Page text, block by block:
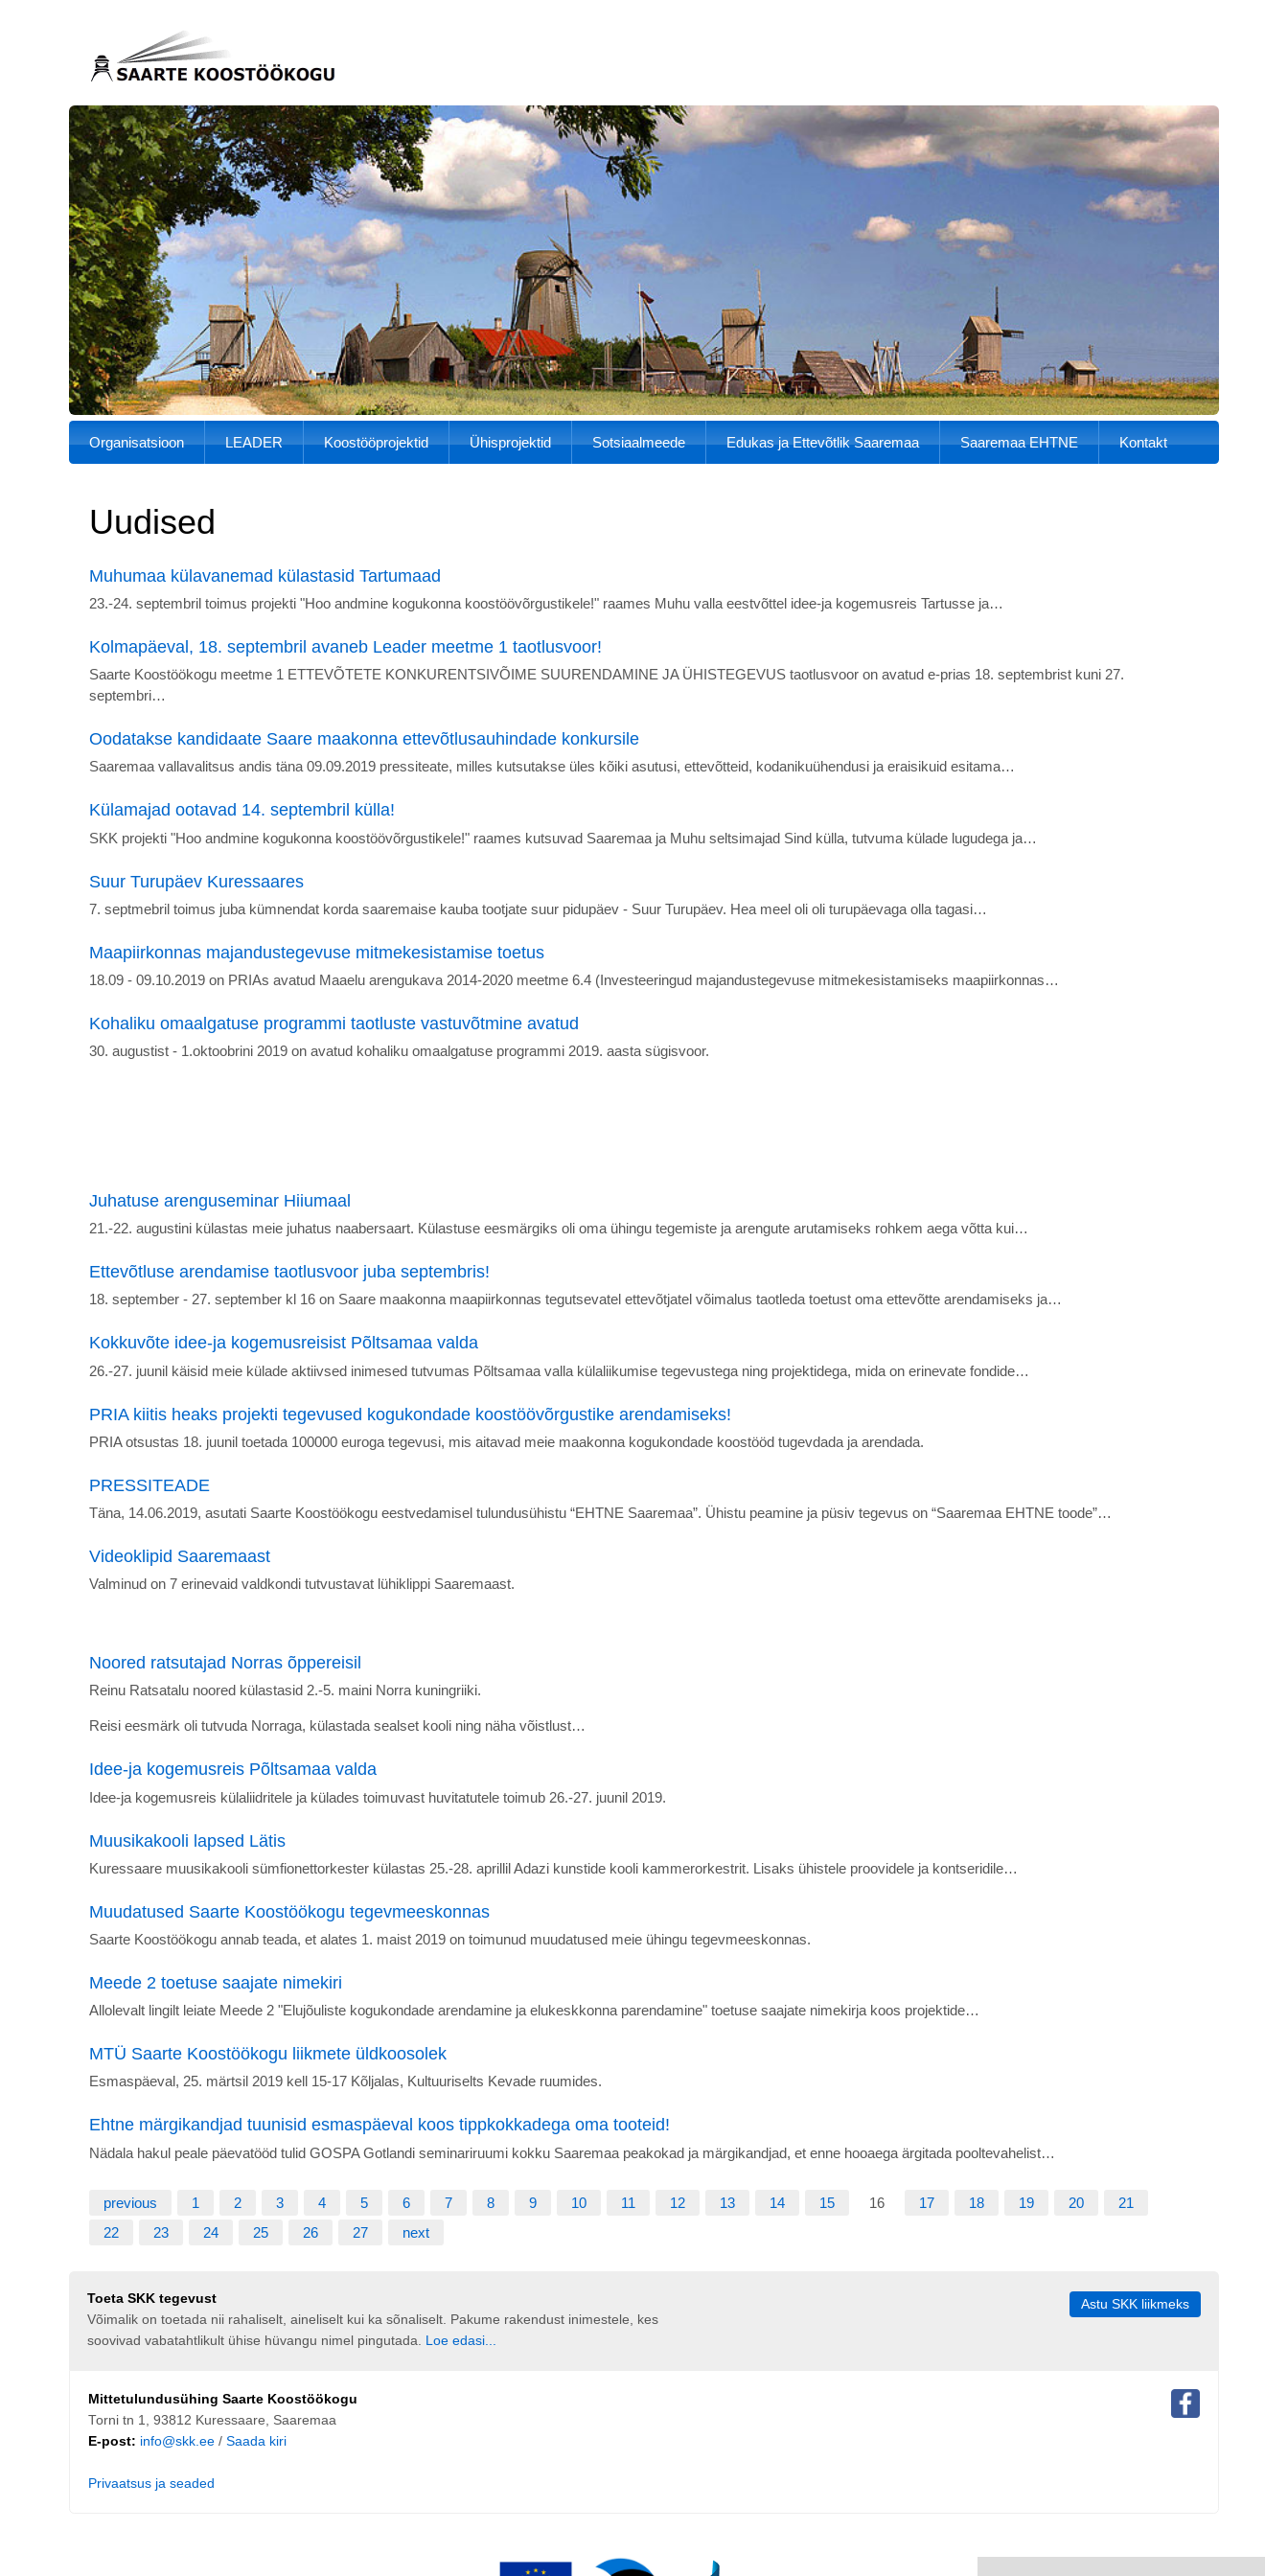
Organisatsioon LEADER Koostööprojektid Ühisprojektid Sotsiaalmeede Edukas ja Ettevõtlik Saaremaa Saaremaa EHTNE Kontakt
Uudised
Muhumaa külavanemad külastasid Tartumaad
23.-24. septembril toimus projekti "Hoo andmine kogukonna koostöövõrgustikele!" raames Muhu valla eestvõttel idee-ja kogemusreis Tartusse ja…
Kolmapäeval, 18. septembril avaneb Leader meetme 1 taotlusvoor!
Saarte Koostöökogu meetme 1 ETTEVÕTETE KONKURENTSIVÕIME SUURENDAMINE JA ÜHISTEGEVUS taotlusvoor on avatud e-prias 18. septembrist kuni 27.
septembri…
Oodatakse kandidaate Saare maakonna ettevõtlusauhindade konkursile
Saaremaa vallavalitsus andis täna 09.09.2019 pressiteate, milles kutsutakse üles kõiki asutusi, ettevõtteid, kodanikuühendusi ja eraisikuid esitama…
Külamajad ootavad 14. septembril külla!
SKK projekti "Hoo andmine kogukonna koostöövõrgustikele!" raames kutsuvad Saaremaa ja Muhu seltsimajad Sind külla, tutvuma külade lugudega ja…
Suur Turupäev Kuressaares
7. septmebril toimus juba kümnendat korda saaremaise kauba tootjate suur pidupäev - Suur Turupäev. Hea meel oli oli turupäevaga olla tagasi…
Maapiirkonnas majandustegevuse mitmekesistamise toetus
18.09 - 09.10.2019 on PRIAs avatud Maaelu arengukava 2014-2020 meetme 6.4 (Investeeringud majandustegevuse mitmekesistamiseks maapiirkonnas…
Kohaliku omaalgatuse programmi taotluste vastuvõtmine avatud
30. augustist - 1.oktoobrini 2019 on avatud kohaliku omaalgatuse programmi 2019. aasta sügisvoor.
Juhatuse arenguseminar Hiiumaal
21.-22. augustini külastas meie juhatus naabersaart. Külastuse eesmärgiks oli oma ühingu tegemiste ja arengute arutamiseks rohkem aega võtta kui…
Ettevõtluse arendamise taotlusvoor juba septembris!
18. september - 27. september kl 16 on Saare maakonna maapiirkonnas tegutsevatel ettevõtjatel võimalus taotleda toetust oma ettevõtte arendamiseks ja…
Kokkuvõte idee-ja kogemusreisist Põltsamaa valda
26.-27. juunil käisid meie külade aktiivsed inimesed tutvumas Põltsamaa valla külaliikumise tegevustega ning projektidega, mida on erinevate fondide…
PRIA kiitis heaks projekti tegevused kogukondade koostöövõrgustike arendamiseks!
PRIA otsustas 18. juunil toetada 100000 euroga tegevusi, mis aitavad meie maakonna kogukondade koostööd tugevdada ja arendada.
PRESSITEADE
Täna, 14.06.2019, asutati Saarte Koostöökogu eestvedamisel tulundusühistu “EHTNE Saaremaa”. Ühistu peamine ja püsiv tegevus on “Saaremaa EHTNE toode”…
Videoklipid Saaremaast
Valminud on 7 erinevaid valdkondi tutvustavat lühiklippi Saaremaast.
Noored ratsutajad Norras õppereisil
Reinu Ratsatalu noored külastasid 2.-5. maini Norra kuningriiki.
Reisi eesmärk oli tutvuda Norraga, külastada sealset kooli ning näha võistlust…
Idee-ja kogemusreis Põltsamaa valda
Idee-ja kogemusreis külaliidritele ja külades toimuvast huvitatutele toimub 26.-27. juunil 2019.
Muusikakooli lapsed Lätis
Kuressaare muusikakooli sümfionettorkester külastas 25.-28. aprillil Adazi kunstide kooli kammerorkestrit. Lisaks ühistele proovidele ja kontseridile…
Muudatused Saarte Koostöökogu tegevmeeskonnas
Saarte Koostöökogu annab teada, et alates 1. maist 2019 on toimunud muudatused meie ühingu tegevmeeskonnas.
Meede 2 toetuse saajate nimekiri
Allolevalt lingilt leiate Meede 2 "Elujõuliste kogukondade arendamine ja elukeskkonna parendamine" toetuse saajate nimekirja koos projektide…
MTÜ Saarte Koostöökogu liikmete üldkoosolek
Esmaspäeval, 25. märtsil 2019 kell 15-17 Kõljalas, Kultuuriselts Kevade ruumides.
Ehtne märgikandjad tuunisid esmaspäeval koos tippkokkadega oma tooteid!
Nädala hakul peale päevatööd tulid GOSPA Gotlandi seminariruumi kokku Saaremaa peakokad ja märgikandjad, et enne hooaega ärgitada pooltevahelist…
previous 1 2 3 4 5 6 7 8 9 10 11 12 13 14 15 16 17 18 19 20
21
22
23 24 25 26 27 next
Toeta SKK tegevust
Võimalik on toetada nii rahaliselt, aineliselt kui ka sõnaliselt. Pakume rakendust inimestele, kes
soovivad vabatahtlikult ühise hüvangu nimel pingutada. Loe edasi...
Astu SKK liikmeks
Mittetulundusühing Saarte Koostöökogu
Torni tn 1, 93812 Kuressaare, Saaremaa
E-post: info@skk.ee/ Saada kiri
Privaatsus ja seaded